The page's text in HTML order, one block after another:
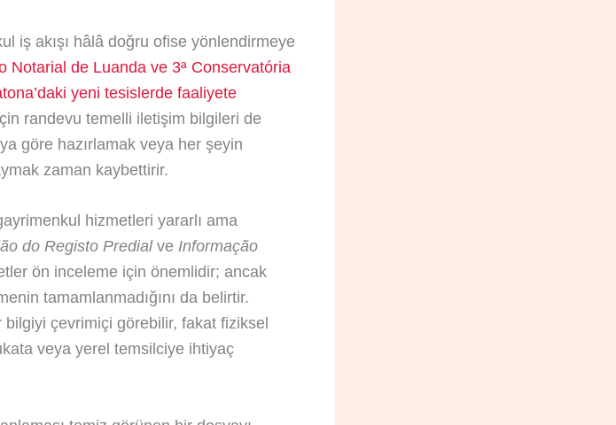
iş akışı hâlâ doğru ofise yönlendirmeye
Notarial de Luanda ve 3ª Conservatória
yeni tesislerde faaliyete
randevu temelli iletişim bilgileri de
göre hazırlamak veya her şeyin
zaman kaybettirir.
hizmetleri yararlı ama
do Registo Predialve Informação
ön inceleme için önemlidir; ancak
tamamlanmadığını da belirtir.
bilgiyi çevrimiçi görebilir, fakat fiziksel
veya yerel temsilciye ihtiyaç